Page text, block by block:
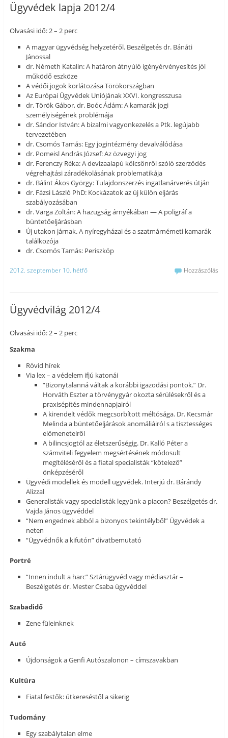
Ügyvédek lapja 2012/4
Olvasási idő: 2 – 2 perc
A magyar ügyvédség helyzetéről. Beszélgetés dr. Bánáti
Jánossal
dr. Németh Katalin: A határon átnyúló igényérvényesítés jól
működő eszköze
A védői jogok korlátozása Törökországban
Az Európai Ügyvédek Uniójának XXVI. kongresszusa
dr. Török Gábor, dr. Boóc Ádám: A kamarák jogi
személyiségének problémája
dr. Sándor István: A bizalmi vagyonkezelés a Ptk. legújabb
tervezetében
dr. Csomós Tamás: Egy jogintézmény devalválódása
dr. Pomeisl András József: Az özvegyi jog
dr. Ferenczy Réka: A devizaalapú kölcsönről szóló szerződés
végrehajtási záradékolásának problematikája
dr. Bálint Ákos György: Tulajdonszerzés ingatlanárverés útján
dr. Fázsi László PhD: Kockázatok az új külön eljárás
szabályozásában
dr. Varga Zoltán: A hazugság árnyékában — A poligráf a
büntetőeljárásban
Új utakon járnak. A nyíregyházai és a szatmárnémeti kamarák
találkozója
dr. Csomós Tamás: Periszkóp
2012. szeptember 10. hétfő Hozzászólás
Ügyvédvilág 2012/4
Olvasási idő: 2 – 2 perc
Szakma
Rövid hírek
Via lex – a védelem ifjú katonái
“Bizonytalanná váltak a korábbi igazodási pontok.” Dr.
Horváth Eszter a törvénygyár okozta sérülésekről és a
praxisépítés mindennapjairól
A kirendelt védők megcsorbított méltósága. Dr. Kecsmár
Melinda a büntetőeljárások anomáliáiról s a tisztességes
előmenetelről
A bilincsjogtól az életszerűségig. Dr. Kalló Péter a
számviteli fegyelem megsértésének módosult
megítéléséről és a fiatal specialisták “kötelező”
önképzéséről
Ügyvédi modellek és modell ügyvédek. Interjú dr. Bárándy
Alizzal
Generalisták vagy specialisták legyünk a piacon? Beszélgetés dr.
Vajda János ügyvéddel
“Nem engednek abból a bizonyos tekintélyből” Ügyvédek a
neten
“Ügyvédnők a kifutón” divatbemutató
Portré
“Innen indult a harc” Sztárügyvéd vagy médiasztár –
Beszélgetés dr. Mester Csaba ügyvéddel
Szabadidő
Zene füleinknek
Autó
Újdonságok a Genfi Autószalonon – címszavakban
Kultúra
Fiatal festők: útkereséstől a sikerig
Tudomány
Egy szabálytalan elme